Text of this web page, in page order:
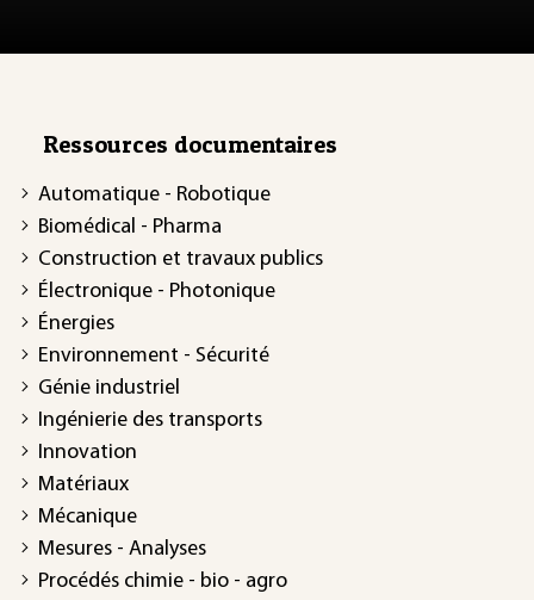
Ressources documentaires
Automatique - Robotique
Biomédical - Pharma
Construction et travaux publics
Électronique - Photonique
Énergies
Environnement - Sécurité
Génie industriel
Ingénierie des transports
Innovation
Matériaux
Mécanique
Mesures - Analyses
Procédés chimie - bio - agro